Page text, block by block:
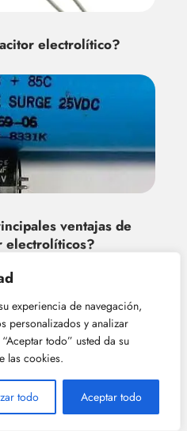
experiencia de navegación,
personalizados y analizar
todo” usted da su
las cookies.
todo Aceptar todo
electrolítico?
ventajas de
electrolíticos?